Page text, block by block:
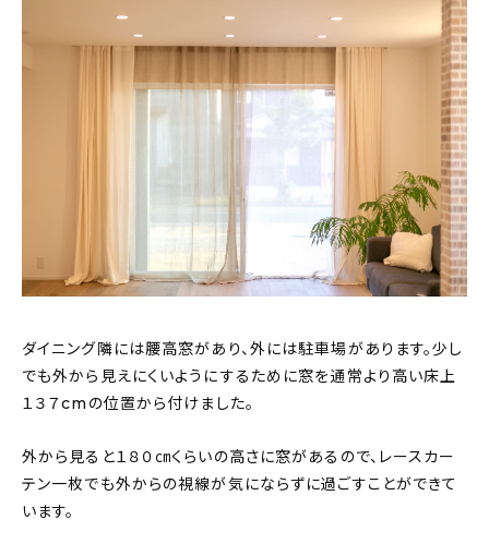
ダイニング隣には腰高窓があり、外には駐車場があります。少し
でも外から見えにくいようにするために窓を通常より高い床上
１３７cmの位置から付けました。
外から見ると１８０㎝くらいの高さに窓があるので、レースカー
テン一枚でも外からの視線が気にならずに過ごすことができて
います。